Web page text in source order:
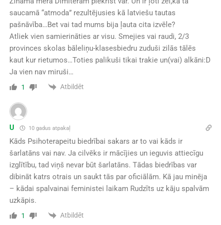
saucamā “atmoda” rezultējusies kā latviešu tautas
pašnāvība…Bet vai tad mums bija ļauta cita izvēle?
Atliek vien samierināties ar visu. Smejies vai raudi, 2/3
provinces skolas bāleliņu-klasesbiedru zuduši zilās tālēs
kaut kur rietumos…Toties palikuši tikai trakie un(vai) alkāni:D
Ja vien nav miruši…
1 Atbildēt
U 10 gadus atpakaļ
Kāds Psihoterapeitu biedrībai sakars ar to vai kāds ir
šarlatāns vai nav. Ja cilvēks ir mācījies un ieguvis attiecīgu
izglītību, tad viņš nevar būt šarlatāns. Tādas biedrības var
dibināt katrs otrais un saukt tās par oficiālām. Kā jau minēja
– kādai spalvainai feministei laikam Rudzīts uz kāju spalvām
uzkāpis.
1 Atbildēt